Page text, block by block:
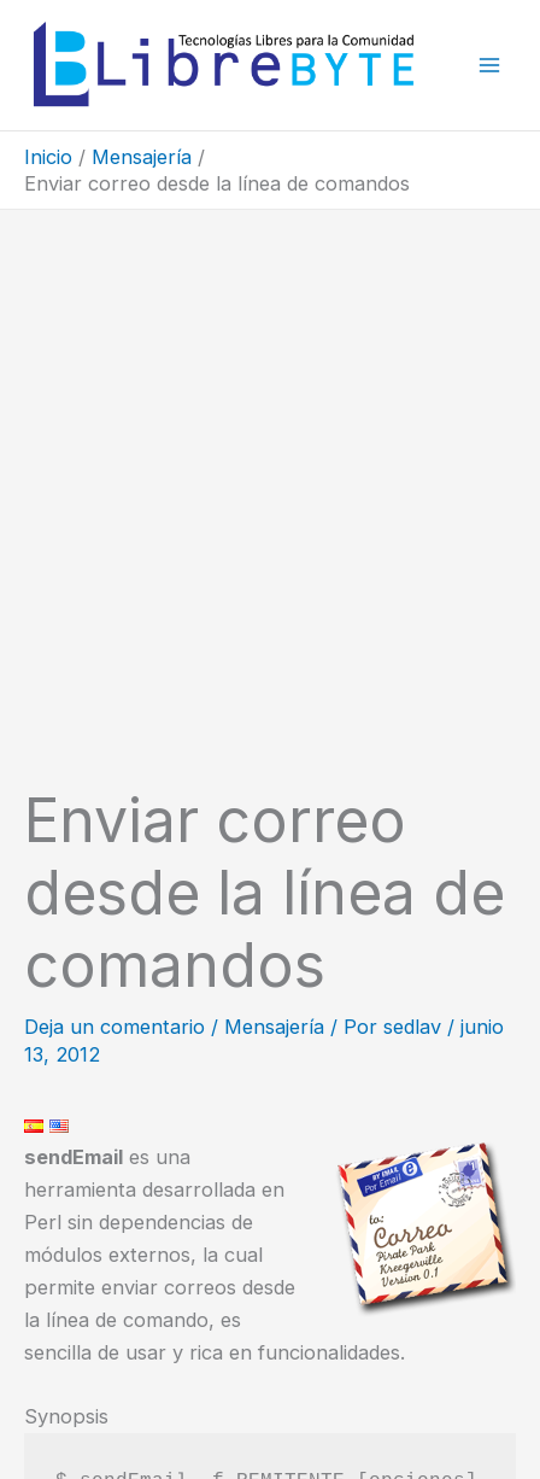
contenido
Inicio
Mensajería
Enviar correo desde la línea de comandos
Enviar correo
desde la línea de
comandos
Deja un comentario / Mensajería / Por sedlav / junio
13, 2012
sendEmail es una
herramienta desarrollada en
Perl sin dependencias de
módulos externos, la cual
permite enviar correos desde
la línea de comando, es
sencilla de usar y rica en funcionalidades.
Synopsis